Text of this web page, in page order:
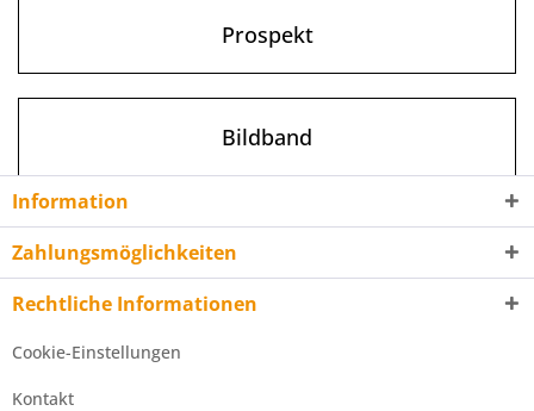
Prospekt
Bildband
Information
Zahlungsmöglichkeiten
Rechtliche Informationen
Cookie-Einstellungen
Kontakt